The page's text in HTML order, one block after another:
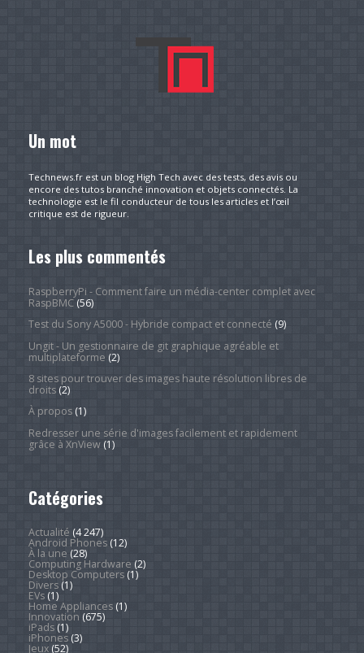
Un mot
Technews.fr est un blog High Tech avec des tests, des avis ou
encore des tutos branché innovation et objets connectés. La
technologie est le fil conducteur de tous les articles et l’œil
critique est de rigueur.
Les plus commentés
RaspberryPi - Comment faire un média-center complet avec
RaspBMC(56)
Test du Sony A5000 - Hybride compact et connecté (9)
Ungit - Un gestionnaire de git graphique agréable et
multiplateforme (2)
8 sites pour trouver des images haute résolution libres de
droits(2)
À propos(1)
Redresser une série d'images facilement et rapidement
grâce à XnView(1)
Catégories
Actualité (4 247)
Android Phones(12)
À la une (28)
Computing Hardware (2)
Desktop Computers(1)
Divers(1)
EVs(1)
Home Appliances(1)
Innovation (675)
iPads(1)
iPhones(3)
Jeux(52)